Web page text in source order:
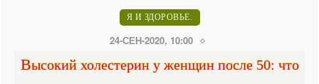
Я И ЗДОРОВЬЕ.
24-СЕН-2020, 10:00
Высокий холестерин у женщин после 50: что